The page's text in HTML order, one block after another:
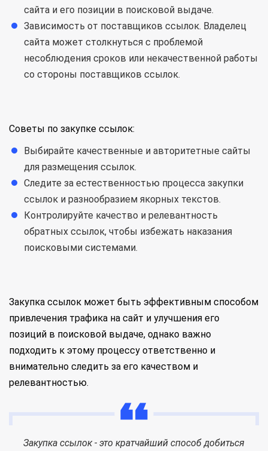
сайта и его позиции в поисковой выдаче.
Зависимость от поставщиков ссылок. Владелец
сайта может столкнуться с проблемой
несоблюдения сроков или некачественной работы
со стороны поставщиков ссылок.
Советы по закупке ссылок:
Выбирайте качественные и авторитетные сайты
для размещения ссылок.
Следите за естественностью процесса закупки
ссылок и разнообразием якорных текстов.
Контролируйте качество и релевантность
обратных ссылок, чтобы избежать наказания
поисковыми системами.
Закупка ссылок может быть эффективным способом
привлечения трафика на сайт и улучшения его
позиций в поисковой выдаче, однако важно
подходить к этому процессу ответственно и
внимательно следить за его качеством и
релевантностью.
Закупка ссылок - это кратчайший способ добиться